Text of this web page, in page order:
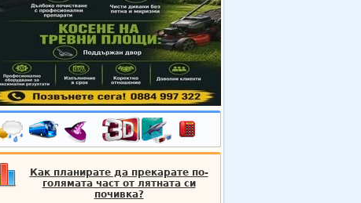
Как планирате да прекарате по-
голямата част от лятната си
почивка?